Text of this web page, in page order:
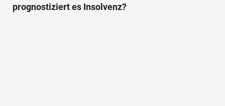
prognostiziert es Insolvenz?